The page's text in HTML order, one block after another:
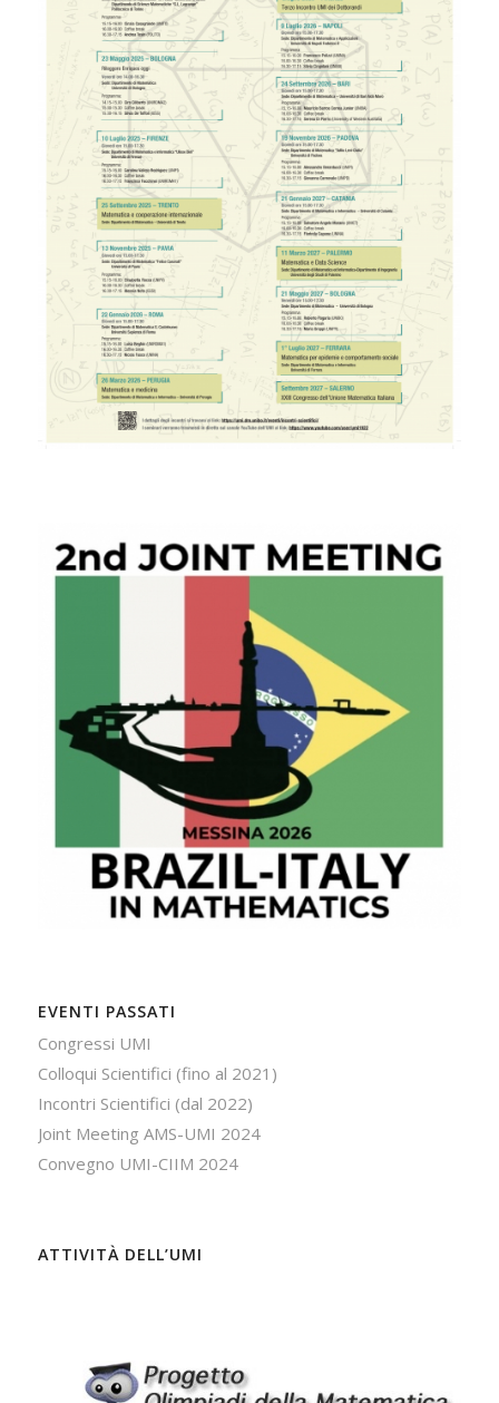
EVENTI PASSATI
Congressi UMI
Colloqui Scientifici (fino al 2021)
Incontri Scientifici (dal 2022)
Joint Meeting AMS-UMI 2024
Convegno UMI-CIIM 2024
ATTIVITÀ DELL’UMI